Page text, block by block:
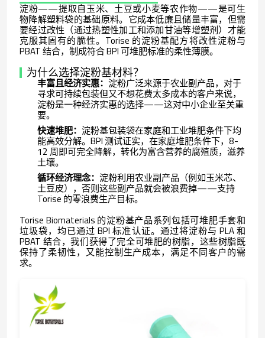
淀粉——提取自玉米、土豆或小麦等农作物——是可生
物降解塑料袋的基础原料。它成本低廉且储量丰富，但需
要经过改性（通过热塑性加工和添加甘油等增塑剂）才能
克服其固有的脆性。Torise 的淀粉基配方将改性淀粉与
PBAT 结合，制成符合 BPI 可堆肥标准的柔性薄膜。
为什么选择淀粉基材料？
丰富且经济实惠： 淀粉广泛来源于农业副产品，对于
寻求可持续包装但又不想花费太多成本的客户来说，
淀粉是一种经济实惠的选择——这对中小企业至关重
要。
快速堆肥： 淀粉基包装袋在家庭和工业堆肥条件下均
能高效分解。BPI 测试证实，在家庭堆肥条件下，8-
12 周即可完全降解，转化为富含营养的腐殖质，滋养
土壤。
循环经济理念： 淀粉利用农业副产品（例如玉米芯、
土豆皮），否则这些副产品就会被浪费掉——支持
Torise 的零浪费生产目标。
Torise Biomaterials 的淀粉基产品系列包括可堆肥手套和
垃圾袋，均已通过 BPI 标准认证。通过将淀粉与 PLA 和
PBAT 结合，我们获得了完全可堆肥的树脂，这些树脂既
保持了柔韧性，又能控制生产成本，满足不同客户的需
求。